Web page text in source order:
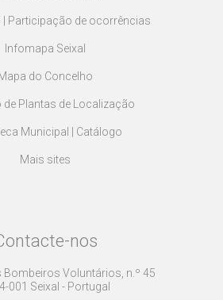
| Participação de ocorrências
Infomapa Seixal
Mapa do Concelho
de Plantas de Localização
Municipal | Catálogo
Mais sites
nos
Bombeiros Voluntários, n.º 45
001 Seixal - Portugal